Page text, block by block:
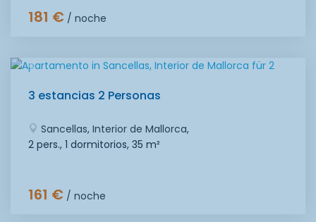
181 € / noche
3 estancias 2 Personas
Sancellas, Interior de Mallorca,
2 pers., 1 dormitorios, 35 m²
161 € / noche